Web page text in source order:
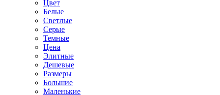
Цвет
Белые
Светлые
Серые
Темные
Цена
Элитные
Дешевые
Размеры
Большие
Маленькие